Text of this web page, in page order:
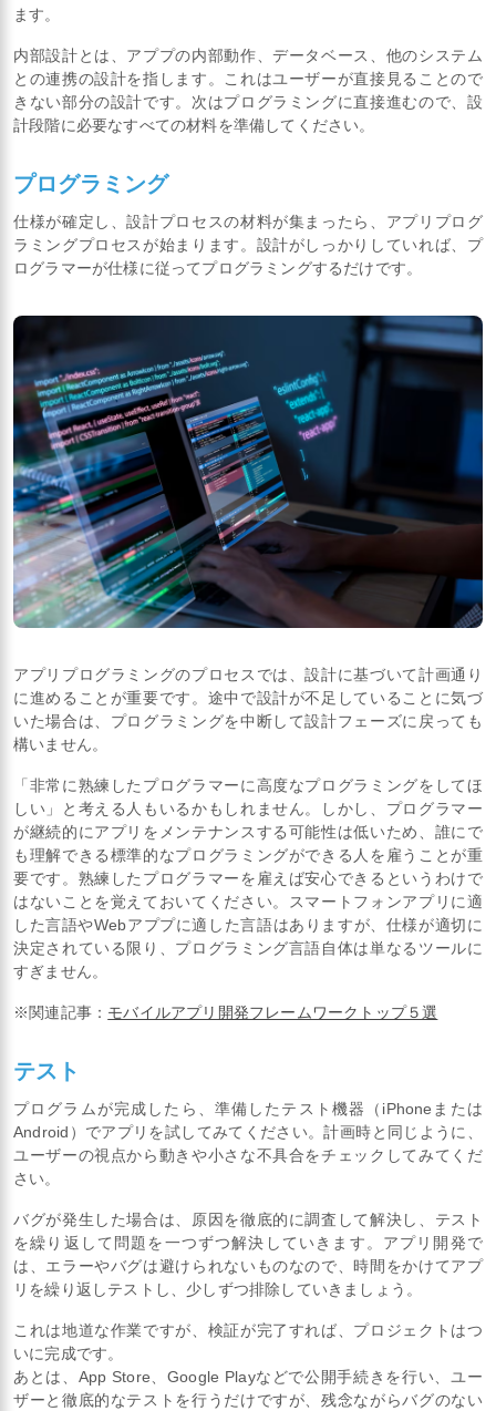
ます。
内部設計とは、アププの内部動作、データベース、他のシステム
との連携の設計を指します。これはユーザーが直接見ることので
きない部分の設計です。次はプログラミングに直接進むので、設
計段階に必要なすべての材料を準備してください。
プログラミング
仕様が確定し、設計プロセスの材料が集まったら、アプリプログ
ラミングプロセスが始まります。設計がしっかりしていれば、プ
ログラマーが仕様に従ってプログラミングするだけです。
アプリプログラミングのプロセスでは、設計に基づいて計画通り
に進めることが重要です。途中で設計が不足していることに気づ
いた場合は、プログラミングを中断して設計フェーズに戻っても
構いません。
「非常に熟練したプログラマーに高度なプログラミングをしてほ
しい」と考える人もいるかもしれません。しかし、プログラマー
が継続的にアプリをメンテナンスする可能性は低いため、誰にで
も理解できる標準的なプログラミングができる人を雇うことが重
要です。熟練したプログラマーを雇えば安心できるというわけで
はないことを覚えておいてください。スマートフォンアプリに適
した言語やWebアププに適した言語はありますが、仕様が適切に
決定されている限り、プログラミング言語自体は単なるツールに
すぎません。
※関連記事： モバイルアプリ開発フレームワークトップ５選
テスト
プログラムが完成したら、準備したテスト機器（iPhoneまたは
Android）でアプリを試してみてください。計画時と同じように、
ユーザーの視点から動きや小さな不具合をチェックしてみてくだ
さい。
バグが発生した場合は、原因を徹底的に調査して解決し、テスト
を繰り返して問題を一つずつ解決していきます。アプリ開発で
は、エラーやバグは避けられないものなので、時間をかけてアプ
リを繰り返しテストし、少しずつ排除していきましょう。
これは地道な作業ですが、検証が完了すれば、プロジェクトはつ
いに完成です。
あとは、App Store、Google Playなどで公開手続きを行い、ユー
ザーと徹底的なテストを行うだけですが、残念ながらバグのない